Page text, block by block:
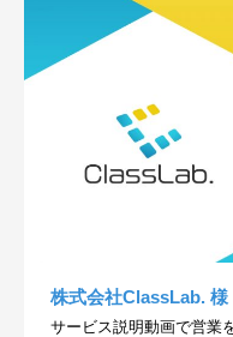
株式会社ClassLab. 様
サービス説明動画で営業